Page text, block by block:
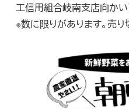
工信用組合岐南支店向かい
※数に限りがあります。売